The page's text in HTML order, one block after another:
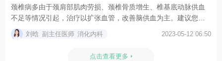
颈椎病多由于颈肩部肌肉劳损、颈椎骨质增生、椎基底动脉供血
不足等情况引起，治疗以扩张血管，改善脑供血为主。建议您服
用...
刘晗 副主任医师 消化内科 2023-05-12 06:50
点击查看更多